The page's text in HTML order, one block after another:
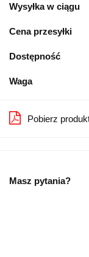
Wysyłka w ciągu
Cena przesyłki
Dostępność
Waga
Pobierz
Masz pytania?